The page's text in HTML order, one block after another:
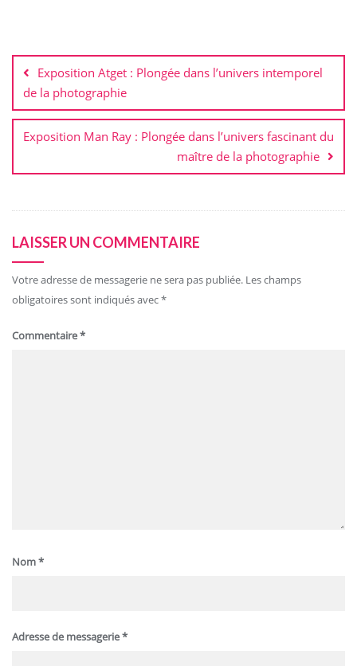
de
l’article
Exposition Atget : Plongée dans l’univers intemporel
de la photographie
Exposition Man Ray : Plongée dans l’univers fascinant du
maître de la photographie
LAISSER UN COMMENTAIRE
Votre adresse de messagerie ne sera pas publiée. Les champs
obligatoires sont indiqués avec*
Commentaire*
Nom*
Adresse de messagerie*